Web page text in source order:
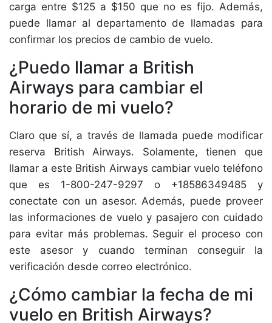
carga entre $125 a $150 que no es fijo. Además,
puede llamar al departamento de llamadas para
confirmar los precios de cambio de vuelo.
¿Puedo llamar a British
Airways para cambiar el
horario de mi vuelo?
Claro que sí, a través de llamada puede modificar
reserva British Airways. Solamente, tienen que
llamar a este British Airways cambiar vuelo teléfono
que es 1-800-247-9297 o +18586349485 y
conectate con un asesor. Además, puede proveer
las informaciones de vuelo y pasajero con cuidado
para evitar más problemas. Seguir el proceso con
este asesor y cuando terminan conseguir la
verificación desde correo electrónico.
¿Cómo cambiar la fecha de mi
vuelo en British Airways?